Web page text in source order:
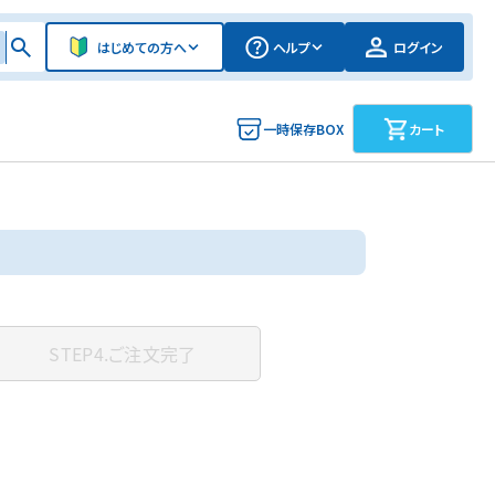
はじめての方へ ヘルプ ログイン
一時保存BOX カート
STEP4.ご注文完了